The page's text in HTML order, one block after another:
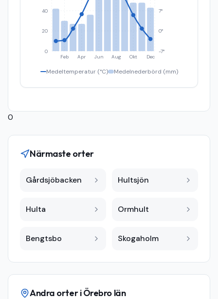
Feb Apr Jun Aug Okt Dec
0
20
40
-7°
0°
7°
Medeltemperatur (°C) Medelnederbörd (mm)
0
Närmaste orter
Gårdsjöbacken Hultsjön
Hulta Ormhult
Bengtsbo Skogaholm
Andra orter iÖrebro län